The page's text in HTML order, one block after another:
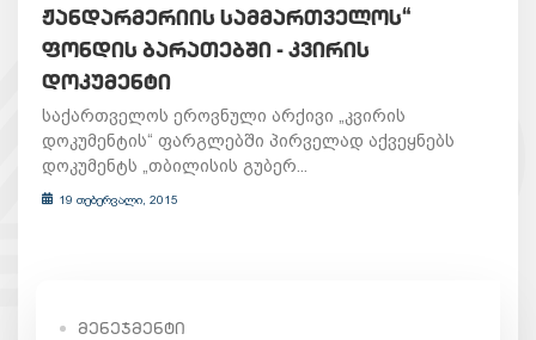
ᲟᲐᲜᲓᲐᲠᲛᲔᲠᲘᲘᲡ ᲡᲐᲛᲛᲐᲠᲗᲕᲔᲚᲝᲡ“
ᲤᲝᲜᲓᲘᲡ ᲑᲐᲠᲐᲗᲔᲑᲨᲘ - ᲙᲕᲘᲠᲘᲡ
ᲓᲝᲙᲣᲛᲔᲜᲢᲘ
საქართველოს ეროვნული არქივი „კვირის
დოკუმენტის“ ფარგლებში პირველად აქვეყნებს
დოკუმენტს „თბილისის გუბერ...
19 თებერვალი, 2015
ᲛᲔᲜᲔᲯᲛᲔᲜᲢᲘ